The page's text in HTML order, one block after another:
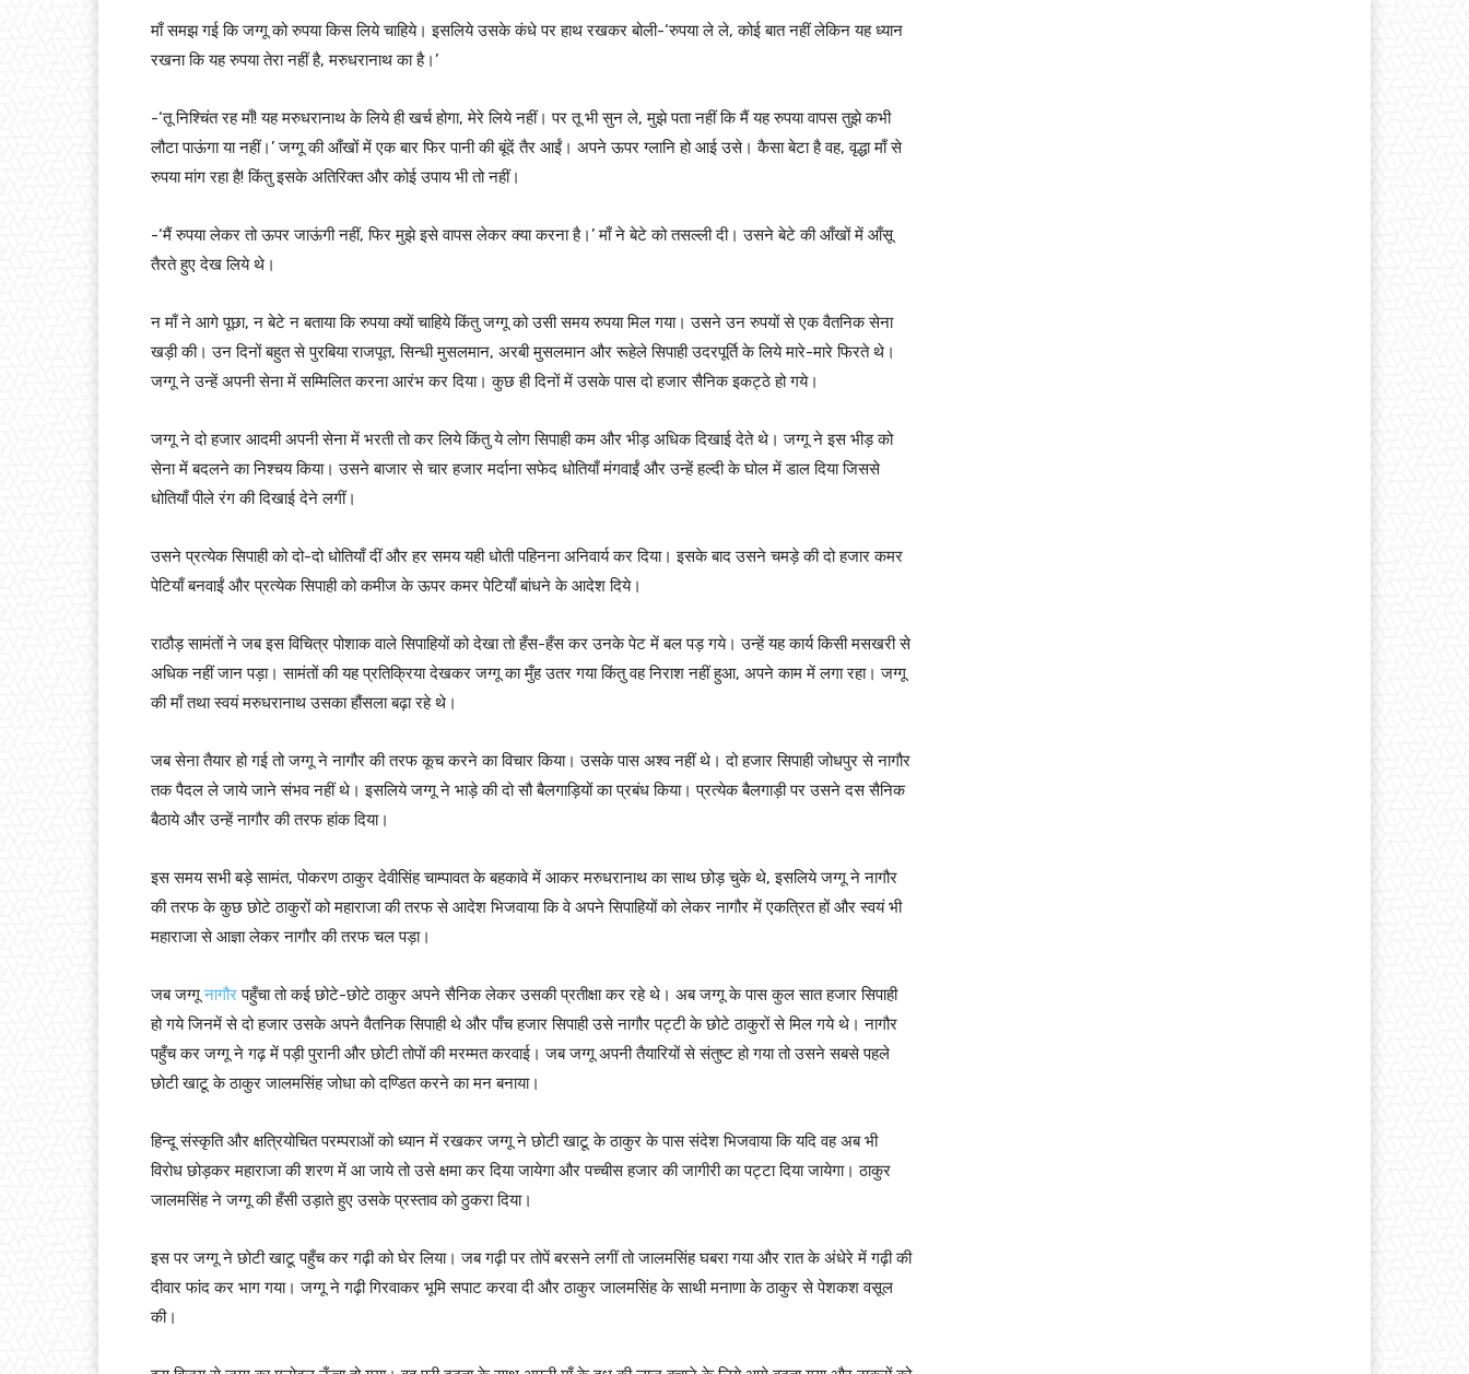
माँ समझ गई कि जग्गू को रुपया किस लिये चाहिये। इसलिये उसके कंधे पर हाथ रखकर बोली-‘रुपया ले ले, कोई बात नहीं लेकिन यह ध्यान
रखना कि यह रुपया तेरा नहीं है, मरुधरानाथ का है।’
-‘तू निश्चिंत रह माँ! यह मरुधरानाथ के लिये ही खर्च होगा, मेरे लिये नहीं। पर तू भी सुन ले, मुझे पता नहीं कि मैं यह रुपया वापस तुझे कभी
लौटा पाऊंगा या नहीं।’ जग्गू की आँखों में एक बार फिर पानी की बूंदें तैर आईं। अपने ऊपर ग्लानि हो आई उसे। कैसा बेटा है वह, वृद्धा माँ से
रुपया मांग रहा है! किंतु इसके अतिरिक्त और कोई उपाय भी तो नहीं।
-‘मैं रुपया लेकर तो ऊपर जाऊंगी नहीं, फिर मुझे इसे वापस लेकर क्या करना है।’ माँ ने बेटे को तसल्ली दी। उसने बेटे की आँखों में आँसू
तैरते हुए देख लिये थे।
न माँ ने आगे पूछा, न बेटे न बताया कि रुपया क्यों चाहिये किंतु जग्गू को उसी समय रुपया मिल गया। उसने उन रुपयों से एक वैतनिक सेना
खड़ी की। उन दिनों बहुत से पुरबिया राजपूत, सिन्धी मुसलमान, अरबी मुसलमान और रूहेले सिपाही उदरपूर्ति के लिये मारे-मारे फिरते थे।
जग्गू ने उन्हें अपनी सेना में सम्मिलित करना आरंभ कर दिया। कुछ ही दिनों में उसके पास दो हजार सैनिक इकट्ठे हो गये।
जग्गू ने दो हजार आदमी अपनी सेना में भरती तो कर लिये किंतु ये लोग सिपाही कम और भीड़ अधिक दिखाई देते थे। जग्गू ने इस भीड़ को
सेना में बदलने का निश्चय किया। उसने बाजार से चार हजार मर्दाना सफेद धोतियाँ मंगवाईं और उन्हें हल्दी के घोल में डाल दिया जिससे
धोतियाँ पीले रंग की दिखाई देने लगीं।
उसने प्रत्येक सिपाही को दो-दो धोतियाँ दीं और हर समय यही धोती पहिनना अनिवार्य कर दिया। इसके बाद उसने चमड़े की दो हजार कमर
पेटियाँ बनवाईं और प्रत्येक सिपाही को कमीज के ऊपर कमर पेटियाँ बांधने के आदेश दिये।
राठौड़ सामंतों ने जब इस विचित्र पोशाक वाले सिपाहियों को देखा तो हँस-हँस कर उनके पेट में बल पड़ गये। उन्हें यह कार्य किसी मसखरी से
अधिक नहीं जान पड़ा। सामंतों की यह प्रतिक्रिया देखकर जग्गू का मुँह उतर गया किंतु वह निराश नहीं हुआ, अपने काम में लगा रहा। जग्गू
की माँ तथा स्वयं मरुधरानाथ उसका हौंसला बढ़ा रहे थे।
जब सेना तैयार हो गई तो जग्गू ने नागौर की तरफ कूच करने का विचार किया। उसके पास अश्व नहीं थे। दो हजार सिपाही जोधपुर से नागौर
तक पैदल ले जाये जाने संभव नहीं थे। इसलिये जग्गू ने भाड़े की दो सौ बैलगाड़ियों का प्रबंध किया। प्रत्येक बैलगाड़ी पर उसने दस सैनिक
बैठाये और उन्हें नागौर की तरफ हांक दिया।
इस समय सभी बड़े सामंत, पोकरण ठाकुर देवीसिंह चाम्पावत के बहकावे में आकर मरुधरानाथ का साथ छोड़ चुके थे, इसलिये जग्गू ने नागौर
की तरफ के कुछ छोटे ठाकुरों को महाराजा की तरफ से आदेश भिजवाया कि वे अपने सिपाहियों को लेकर नागौर में एकत्रित हों और स्वयं भी
महाराजा से आज्ञा लेकर नागौर की तरफ चल पड़ा।
जब जग्गूनागौरपहुँचा तो कई छोटे-छोटे ठाकुर अपने सैनिक लेकर उसकी प्रतीक्षा कर रहे थे। अब जग्गू के पास कुल सात हजार सिपाही
हो गये जिनमें से दो हजार उसके अपने वैतनिक सिपाही थे और पाँच हजार सिपाही उसे नागौर पट्टी के छोटे ठाकुरों से मिल गये थे। नागौर
पहुँच कर जग्गू ने गढ़ में पड़ी पुरानी और छोटी तोपों की मरम्मत करवाई। जब जग्गू अपनी तैयारियों से संतुष्ट हो गया तो उसने सबसे पहले
छोटी खाटू के ठाकुर जालमसिंह जोधा को दण्डित करने का मन बनाया।
हिन्दू संस्कृति और क्षत्रियोचित परम्पराओं को ध्यान में रखकर जग्गू ने छोटी खाटू के ठाकुर के पास संदेश भिजवाया कि यदि वह अब भी
विरोध छोड़कर महाराजा की शरण में आ जाये तो उसे क्षमा कर दिया जायेगा और पच्चीस हजार की जागीरी का पट्टा दिया जायेगा। ठाकुर
जालमसिंह ने जग्गू की हँसी उड़ाते हुए उसके प्रस्ताव को ठुकरा दिया।
इस पर जग्गू ने छोटी खाटू पहुँच कर गढ़ी को घेर लिया। जब गढ़ी पर तोपें बरसने लगीं तो जालमसिंह घबरा गया और रात के अंधेरे में गढ़ी की
दीवार फांद कर भाग गया। जग्गू ने गढ़ी गिरवाकर भूमि सपाट करवा दी और ठाकुर जालमसिंह के साथी मनाणा के ठाकुर से पेशकश वसूल
की।